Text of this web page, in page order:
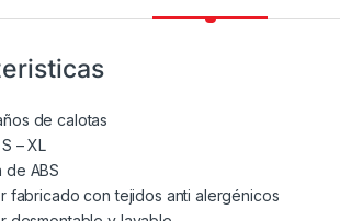
de calotas
– XL
de ABS
fabricado con tejidos anti alergénicos